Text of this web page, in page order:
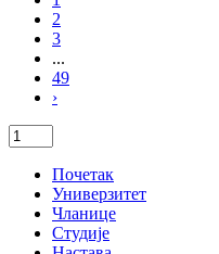
2
3
...
49
›
Почетак
Универзитет
Чланице
Студије